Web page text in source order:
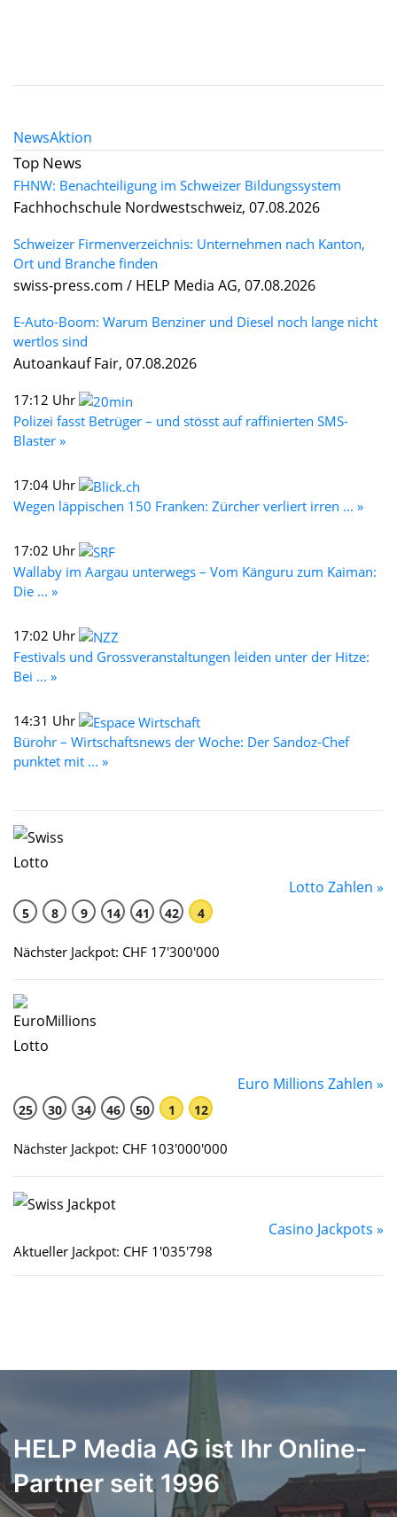
NewsAktion
Top News
FHNW: Benachteiligung im Schweizer Bildungssystem
Fachhochschule Nordwestschweiz, 07.08.2026
Schweizer Firmenverzeichnis: Unternehmen nach Kanton,
Ort und Branche finden
swiss-press.com / HELP Media AG, 07.08.2026
E-Auto-Boom: Warum Benziner und Diesel noch lange nicht
wertlos sind
Autoankauf Fair, 07.08.2026
17:12 Uhr
Polizei fasst Betrüger – und stösst auf raffinierten SMS-
Blaster »
17:04 Uhr
Wegen läppischen 150 Franken: Zürcher verliert irren ... »
17:02 Uhr
Wallaby im Aargau unterwegs – Vom Känguru zum Kaiman:
Die ... »
17:02 Uhr
Festivals und Grossveranstaltungen leiden unter der Hitze:
Bei ... »
14:31 Uhr
Bürohr – Wirtschaftsnews der Woche: Der Sandoz-Chef
punktet mit ... »
Lotto Zahlen »
5 8 9 14 41 42 4
Nächster Jackpot: CHF 17'300'000
Euro Millions Zahlen »
25 30 34 46 50 1 12
Nächster Jackpot: CHF 103'000'000
Casino Jackpots »
Aktueller Jackpot: CHF 1'035'798
HELP Media AG ist Ihr Online-
Partner seit 1996